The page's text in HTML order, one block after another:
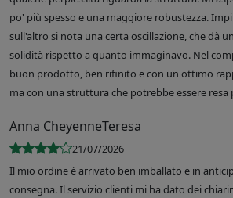
po' più spesso e una maggiore robustezza.
sull'altro si nota una certa oscillazione, che dà
solidità rispetto a quanto immaginavo. Nel
buon prodotto, ben rifinito e con un ottimo
ma con una struttura che potrebbe essere resa
Anna CheyenneTeresa
21/07/2026
Il mio ordine è arrivato ben imballato e in
consegna. Il servizio clienti mi ha dato dei